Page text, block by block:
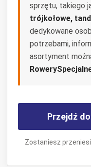
sprzętu, takiego
trójkołowe,
dedykowane
potrzebami,
asortyment
Przejdź
Zostaniesz